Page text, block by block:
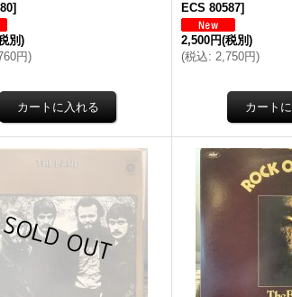
]
別)
円)
ECS 80587]
2,500円(税別)
(税込: 2,750円)